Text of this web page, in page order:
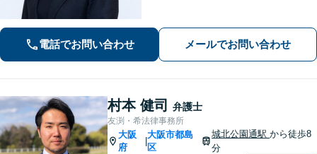
ル相談可】【JR東西線大阪天満宮駅5
電話でお問い合わせ メールでお問い合わせ
村本 健司 弁護士
友渕・希法律事務所
大阪
府
|
大阪市都島
区
城北公園通駅から徒歩8
分